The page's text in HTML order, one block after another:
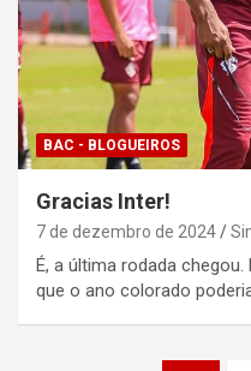
BAC - BLOGUEIROS
Gracias Inter!
7 de dezembro de 2024
É, a última rodada
que o ano colorado